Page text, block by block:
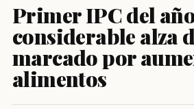
Primer IPC del
considerable alza
marcado por
alimentos